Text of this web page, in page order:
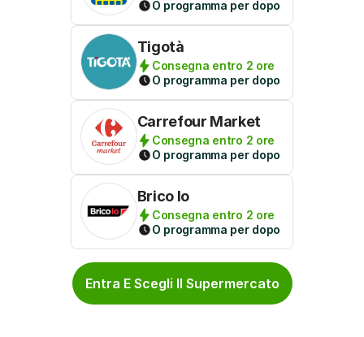
O programma per dopo
Tigotà
Consegna entro 2 ore
O programma per dopo
Carrefour Market
Consegna entro 2 ore
O programma per dopo
Brico Io
Consegna entro 2 ore
O programma per dopo
Entra E Scegli Il Supermercato